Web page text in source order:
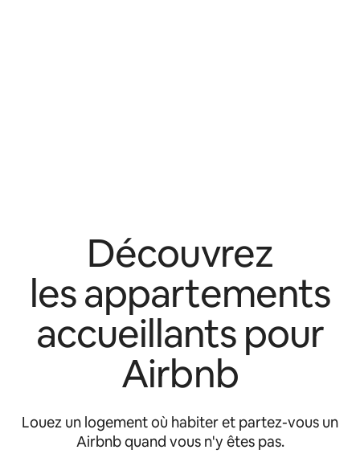
Découvrez
les appartements
accueillants pour
Airbnb
Louez un logement où habiter et partez-vous un
Airbnb quand vous n'y êtes pas.